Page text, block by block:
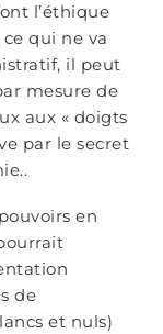
l’éthique
qui ne va
il peut
mesure de
aux « doigts
par le secret
en
de
et nuls)